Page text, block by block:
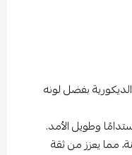
بفضل لونه
وطويل الأمد.
ضمان يصل إلى 30 سنة، مما يعزز من ثقة